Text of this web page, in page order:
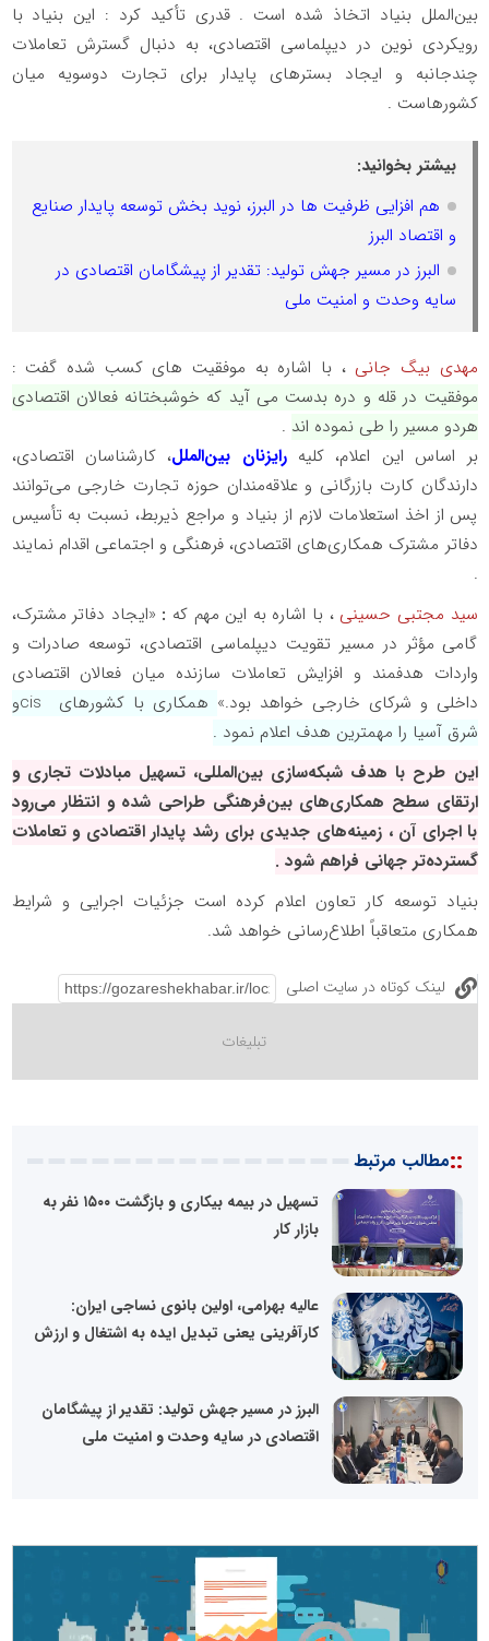
بین‌الملل بنیاد اتخاذ شده است . قدری تأکید کرد : این بنیاد با
رویکردی نوین در دیپلماسی اقتصادی، به دنبال گسترش تعاملات
چندجانبه و ایجاد بسترهای پایدار برای تجارت دو‌سویه میان
کشورهاست .
بیشتر بخوانید:
هم افزایی ظرفیت ها در البرز، نوید بخش توسعه پایدار صنایع
و اقتصاد البرز
البرز در مسیر جهش تولید: تقدیر از پیشگامان اقتصادی در
سایه وحدت و امنیت ملی
مهدی بیگ جانی ، با اشاره به موفقیت های کسب شده گفت :
موفقیت در قله و دره بدست می آید که خوشبختانه فعالان اقتصادی
هردو مسیر را طی نموده اند .
بر اساس این اعلام، کلیهرایزنان بین‌الملل، کارشناسان اقتصادی،
دارندگان کارت بازرگانی و علاقه‌مندان حوزه تجارت خارجی می‌توانند
پس از اخذ استعلامات لازم از بنیاد و مراجع ذیربط، نسبت به تأسیس
دفاتر مشترک همکاری‌های اقتصادی، فرهنگی و اجتماعی اقدام نمایند
.
سید مجتبی حسینی ، با اشاره به این مهم که : «ایجاد دفاتر مشترک،
گامی مؤثر در مسیر تقویت دیپلماسی اقتصادی، توسعه صادرات و
واردات هدفمند و افزایش تعاملات سازنده میان فعالان اقتصادی
داخلی و شرکای خارجی خواهد بود.» همکاری با کشورهای cisو
شرق آسیا را مهمترین هدف اعلام نمود .
این طرح با هدف شبکه‌سازی بین‌المللی، تسهیل مبادلات تجاری و
ارتقای سطح همکاری‌های بین‌فرهنگی طراحی شده و انتظار می‌رود
با اجرای آن ، زمینه‌های جدیدی برای رشد پایدار اقتصادی و تعاملات
گسترده‌تر جهانی فراهم شود .
بنیاد توسعه کار تعاون اعلام کرده است جزئیات اجرایی و شرایط
همکاری متعاقباً اطلاع‌رسانی خواهد شد.
لینک کوتاه در سایت اصلی
::مطالب مرتبط
تسهیل در بیمه بیکاری و بازگشت ۱۵۰۰ نفر به
بازار کار
عالیه بهرامی، اولین بانوی نساجی ایران:
کارآفرینی یعنی تبدیل ایده به اشتغال و ارزش
البرز در مسیر جهش تولید: تقدیر از پیشگامان
اقتصادی در سایه وحدت و امنیت ملی